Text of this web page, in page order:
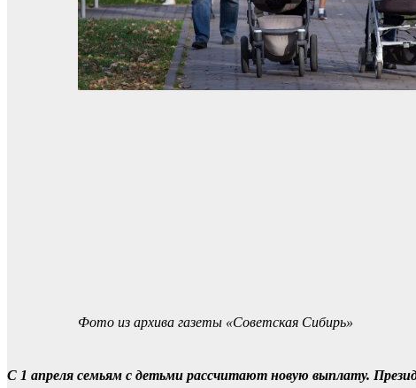
Фото из архива газеты «Советская Сибирь»
С 1 апреля семьям с детьми рассчитают новую выплату.